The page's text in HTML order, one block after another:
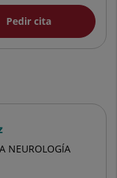
Pedir cita
NEUROLOGÍA